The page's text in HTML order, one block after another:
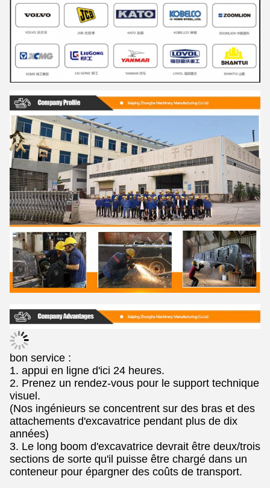
bon service :
1. appui en ligne d'ici 24 heures.
2. Prenez un rendez-vous pour le support technique
visuel.
(Nos ingénieurs se concentrent sur des bras et des
attachements d'excavatrice pendant plus de dix
années)
3. Le long boom d'excavatrice devrait être deux/trois
sections de sorte qu'il puisse être chargé dans un
conteneur pour épargner des coûts de transport.